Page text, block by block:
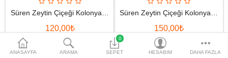
ANASAYFA ARAMA
0
SEPET HESABIM DAHA FAZLA
120,00₺ 150,00₺